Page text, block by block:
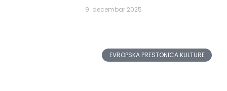
9. decembar 2025
EVROPSKA PRESTONICA KULTURE